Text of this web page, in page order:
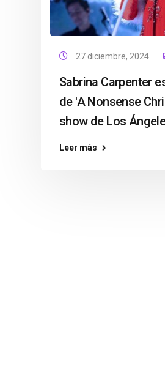
27 diciembre, 2024
Sabrina Carpenter
de 'A Nonsense
show de Los
Leer más